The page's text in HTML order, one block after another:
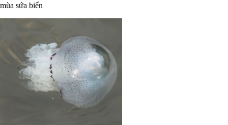
mùa sứa biển